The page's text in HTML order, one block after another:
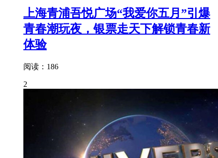
上海青浦吾悦广场“我爱你五月”引爆
青春潮玩夜，银票走天下解锁青春新
体验
阅读：186
2